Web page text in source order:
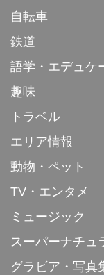
自転車
鉄道
語学・エデュケ
趣味
トラベル
エリア情報
動物・ペット
TV・エンタメ
ミュージック
スーパーナチュ
グラビア・写真